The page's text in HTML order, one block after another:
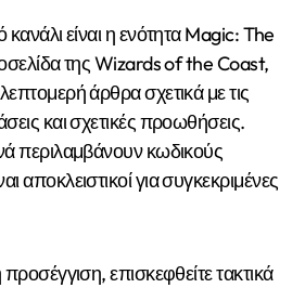
είναι η ενότητα Magic: The
της Wizards of the Coast,
άρθρα σχετικά με τις
και σχετικές προωθήσεις.
περιλαμβάνουν κωδικούς
αποκλειστικοί για συγκεκριμένες
επισκεφθείτε τακτικά